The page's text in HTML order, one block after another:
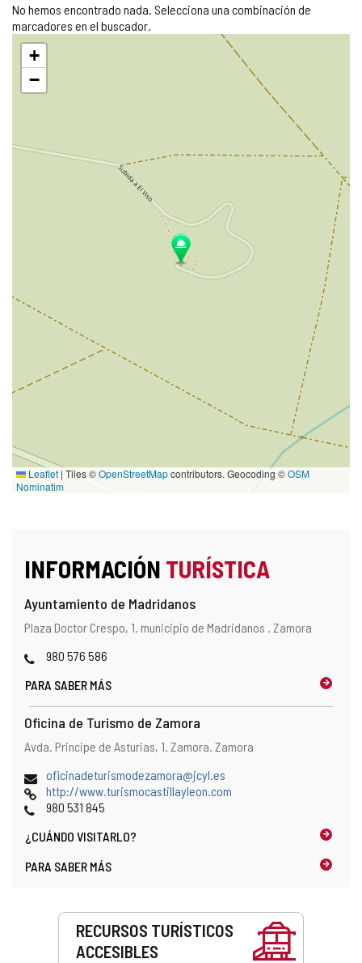
No hemos encontrado nada. Selecciona una combinación de
marcadores en el buscador.
Saltar
mapa
+
−
Leaflet | Tiles ©OpenStreetMapcontributors. Geocoding ©OSM
Nominatim
INFORMACIÓN TURÍSTICA
Ayuntamiento de Madridanos
Dirección
localización
en
el
mapa
Dirección
Plaza Doctor Crespo, 1. municipio de Madridanos . Zamora
Teléfonos
980 576 586
PARA SABER MÁS
Oficina de Turismo de Zamora
Dirección
localización
en
el
mapa
Dirección
Avda. Principe de Asturias, 1. Zamora. Zamora
Dirección
de
correo
oficinadeturismodezamora@jcyl.es
Página
Web
http://www.turismocastillayleon.com
Teléfonos
980 531 845
¿CUÁNDO VISITARLO?
PARA SABER MÁS
RECURSOS TURÍSTICOS
ACCESIBLES